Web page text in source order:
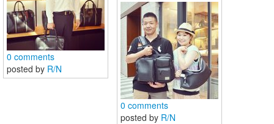
0 comments
posted by R/N
0 comments
posted by R/N